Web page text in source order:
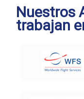
Nuestros
trabajan